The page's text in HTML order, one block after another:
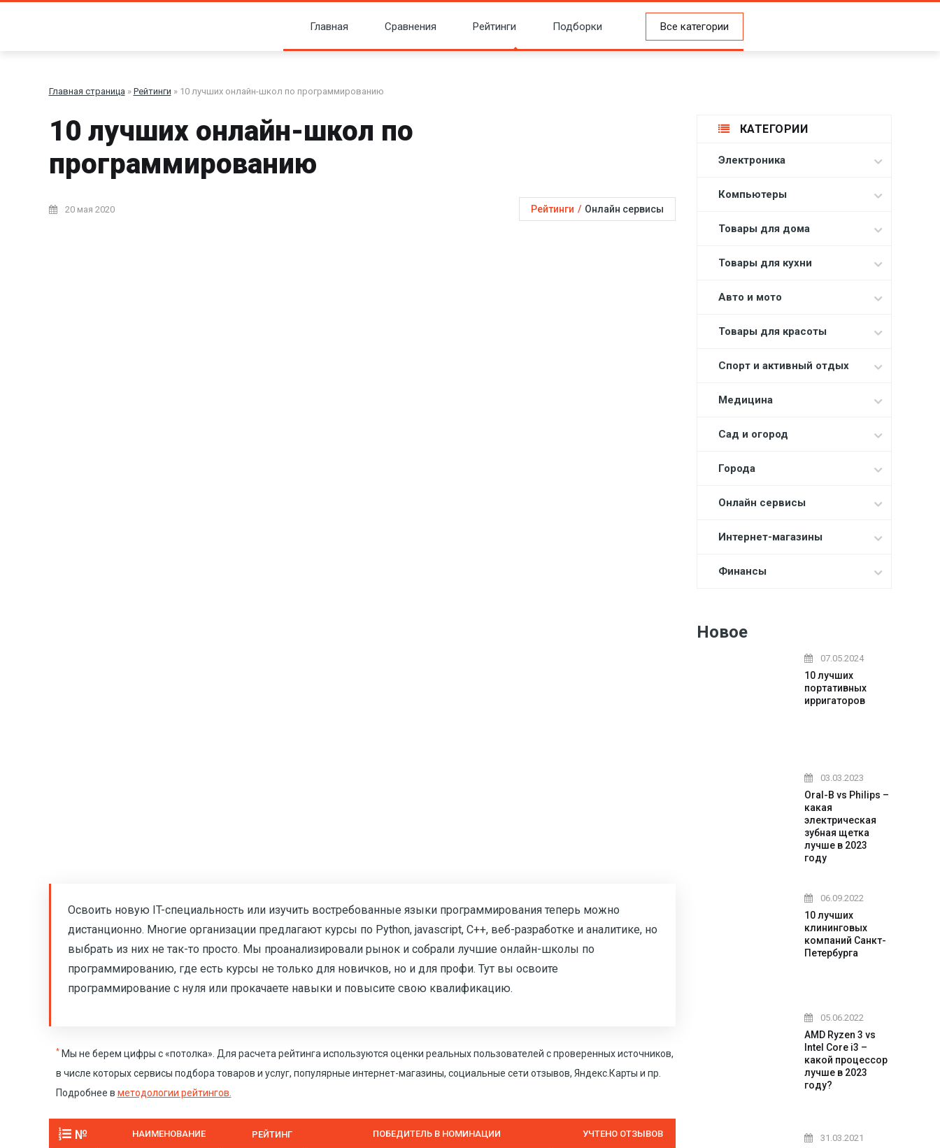
Главная Сравнения Рейтинги Подборки Все категории
Главная страница » Рейтинги » 10 лучших онлайн-школ по программированию
10 лучших онлайн-школ по
программированию
20 мая 2020 Рейтинги / Онлайн сервисы
Освоить новую IT-специальность или изучить востребованные языки программирования теперь можно
дистанционно. Многие организации предлагают курсы по Python, jаvascript, С++, веб-разработке и аналитике, но
выбрать из них не так-то просто. Мы проанализировали рынок и собрали лучшие онлайн-школы по
программированию, где есть курсы не только для новичков, но и для профи. Тут вы освоите
программирование с нуля или прокачаете навыки и повысите свою квалификацию.
*Мы не берем цифры с «потолка». Для расчета рейтинга используются оценки реальных пользователей с проверенных источников,
в числе которых сервисы подбора товаров и услуг, популярные интернет-магазины, социальные сети отзывов, Яндекс.Карты и пр.
Подробнее в методологии рейтингов.
№ НАИМЕНОВАНИЕ РЕЙТИНГ ПОБЕДИТЕЛЬ В НОМИНАЦИИ УЧТЕНО ОТЗЫВОВ
КАТЕГОРИИ
Электроника
Компьютеры
Товары для дома
Товары для кухни
Авто и мото
Товары для красоты
Спорт и активный отдых
Медицина
Сад и огород
Города
Онлайн сервисы
Интернет-магазины
Финансы
Новое
07.05.2024
10 лучших
портативных
ирригаторов
03.03.2023
Oral-B vs Philips –
какая
электрическая
зубная щетка
лучше в 2023
году
06.09.2022
10 лучших
клининговых
компаний Санкт-
Петербурга
05.06.2022
AMD Ryzen 3 vs
Intel Core i3 –
какой процессор
лучше в 2023
году?
31.03.2021